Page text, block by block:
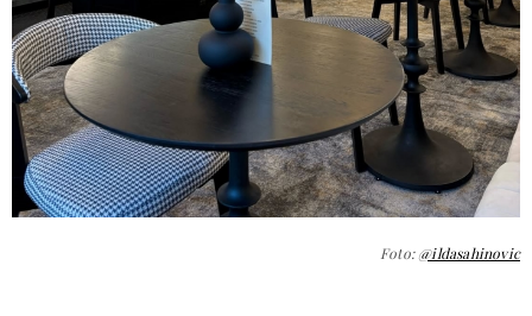
Foto:@ildasahinovic